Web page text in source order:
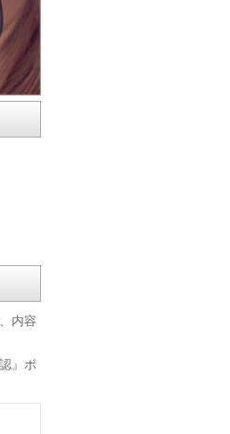
内容
』ボ